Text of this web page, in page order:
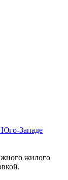
Западе
жилого